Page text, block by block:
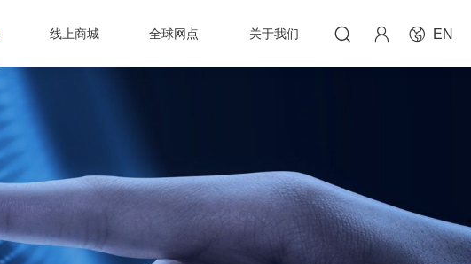
线上商城 全球网点 关于我们    EN